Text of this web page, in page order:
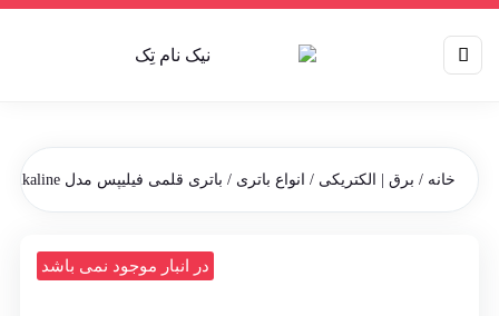
خانه / برق | الکتریکی / انواع باتری / باتری قلمی فیلیپس مدل Power Alkaline بسته ۴ عددی
در انبار موجود نمی باشد